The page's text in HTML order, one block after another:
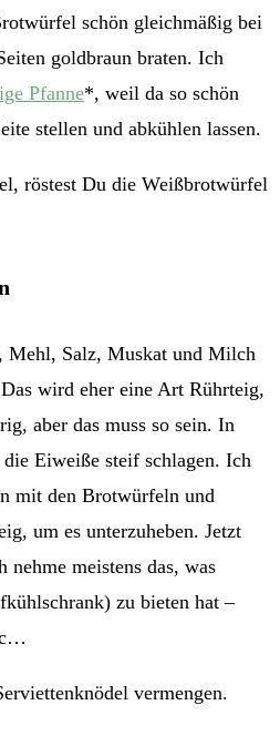
schön gleichmäßig bei
goldbraun braten. Ich
Pfanne*, weil da so schön
stellen und abkühlen lassen.
Mehl, Salz, Muskat und Milch
wird eher eine Art Rührteig,
aber das muss so sein. In
Eiweiße steif schlagen. Ich
mit den Brotwürfeln und
um es unterzuheben. Jetzt
meistens das, was
zu bieten hat –